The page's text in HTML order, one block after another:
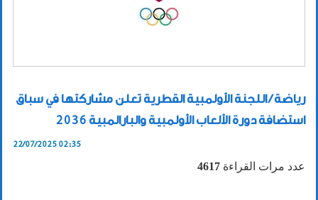
رياضة / اللجنة الأولمبية القطرية تعلن مشاركتها في سباق
استضافة دورة الألعاب الأولمبية والبارالمبية 2036
22/07/2025 02:35
عدد مرات القراءة 4617